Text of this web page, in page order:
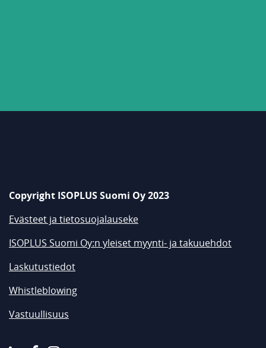
Copyright ISOPLUS Suomi Oy 2023
Evästeet ja tietosuojalauseke
ISOPLUS Suomi Oy:n yleiset myynti- ja takuuehdot
Laskutustiedot
Whistleblowing
Vastuullisuus